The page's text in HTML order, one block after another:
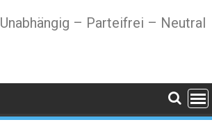
Unabhängig – Parteifrei – Neutral